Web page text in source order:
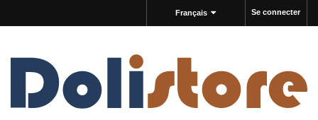
Se connecter
Français